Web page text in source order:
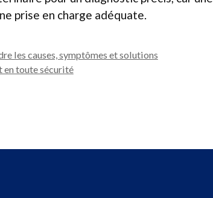
prise en charge adéquate.
les causes, symptômes et solutions
en toute sécurité